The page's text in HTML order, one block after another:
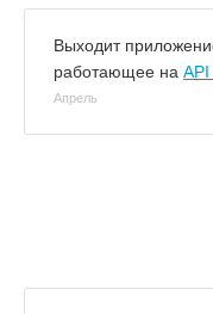
Выходит
работающее на
Апрель